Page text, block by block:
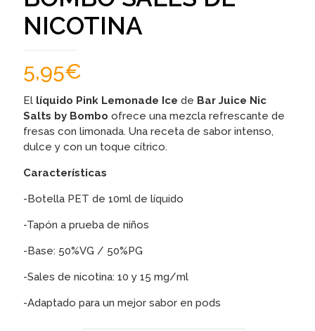
NICOTINA
5,95€
El líquido Pink Lemonade Ice de Bar Juice Nic
Salts by Bombo ofrece una mezcla refrescante de
fresas con limonada. Una receta de sabor intenso,
dulce y con un toque cítrico.
Características
-Botella PET de 10ml de líquido
-Tapón a prueba de niños
-Base: 50%VG / 50%PG
-Sales de nicotina: 10 y 15 mg/ml
-Adaptado para un mejor sabor en pods